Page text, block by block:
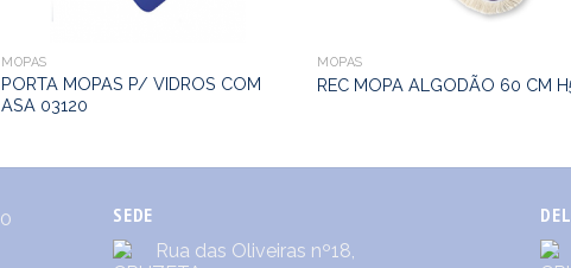
MOPAS
PORTA MOPAS P/ VIDROS COM
ASA 03120
MOPAS
REC MOPA ALGODÃO 60 CM
SEDE
Rua das Oliveiras nº18,